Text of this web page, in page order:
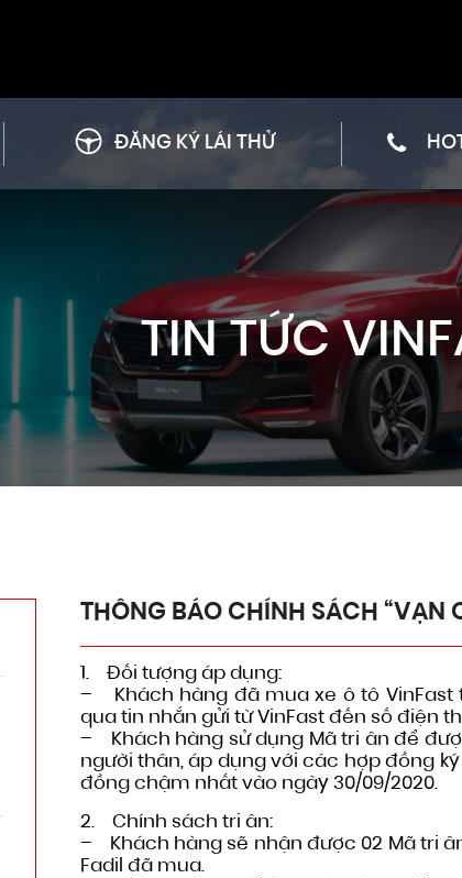
ĐĂNG KÝ LÁI THỬ
TIN TỨC
THÔNG BÁO CHÍNH SÁCH “VẠN
1. Đối tượng áp dụng:
– Khách hàng đã mua xe ô tô VinFast
qua tin nhắn gửi từ VinFast đến số điện
– Khách hàng sử dụng Mã tri ân để
người thân, áp dụng với các hợp đồng
đồng chậm nhất vào ngày 30/09/2020.
2. Chính sách tri ân:
– Khách hàng sẽ nhận được 02 Mã tri
Fadil đã mua.